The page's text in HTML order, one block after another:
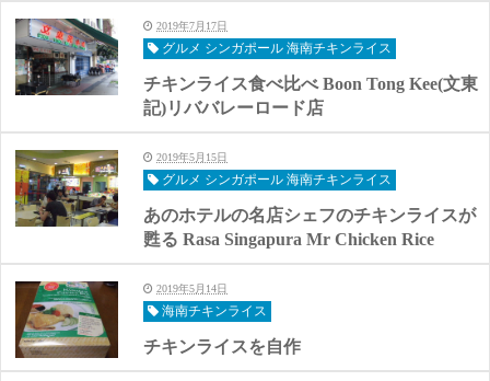
2019年7月17日
グルメ シンガポール 海南チキンライス
チキンライス食べ比べ Boon Tong Kee(文東
記)リババレーロード店
2019年5月15日
グルメ シンガポール 海南チキンライス
あのホテルの名店シェフのチキンライスが
甦る Rasa Singapura Mr Chicken Rice
2019年5月14日
海南チキンライス
チキンライスを自作